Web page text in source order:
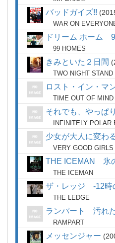
バッドガイズ!!
WAR ON
ドリーム ホーム
99 HOMES
きみといた２日間
TWO NIGHT STAND
ロスト・イン・
TIME OUT OF MIND
それでも、やっぱ
INFINITELY POLAR
少女が大人に変わ
VERY GOOD GIRLS
THE ICEMAN 氷
THE ICEMAN
ザ・レッジ -12時
THE LEDGE
ランパート 汚れ
RAMPART
メッセンジャー